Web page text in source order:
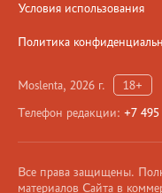
Условия использования
Политика
Moslenta, 2026 г.
18+
Телефон редакции: +7
Все права защищены.
материалов Сайта в